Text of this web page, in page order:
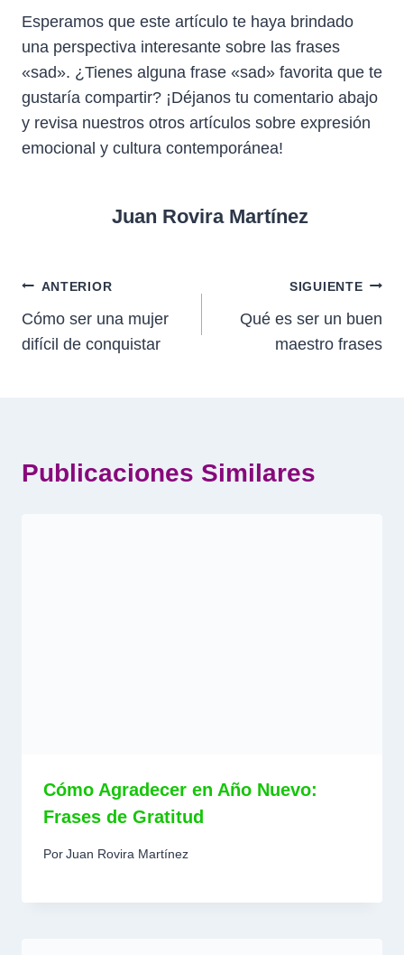
Esperamos que este artículo te haya brindado
una perspectiva interesante sobre las frases
«sad». ¿Tienes alguna frase «sad» favorita que te
gustaría compartir? ¡Déjanos tu comentario abajo
y revisa nuestros otros artículos sobre expresión
emocional y cultura contemporánea!
Juan Rovira Martínez
Navegación
de
ANTERIOR
Cómo ser una mujer
difícil de conquistar
SIGUIENTE
Qué es ser un buen
maestro frases
Publicaciones Similares
Cómo Agradecer en Año Nuevo:
Frases de Gratitud
PorJuan Rovira Martínez